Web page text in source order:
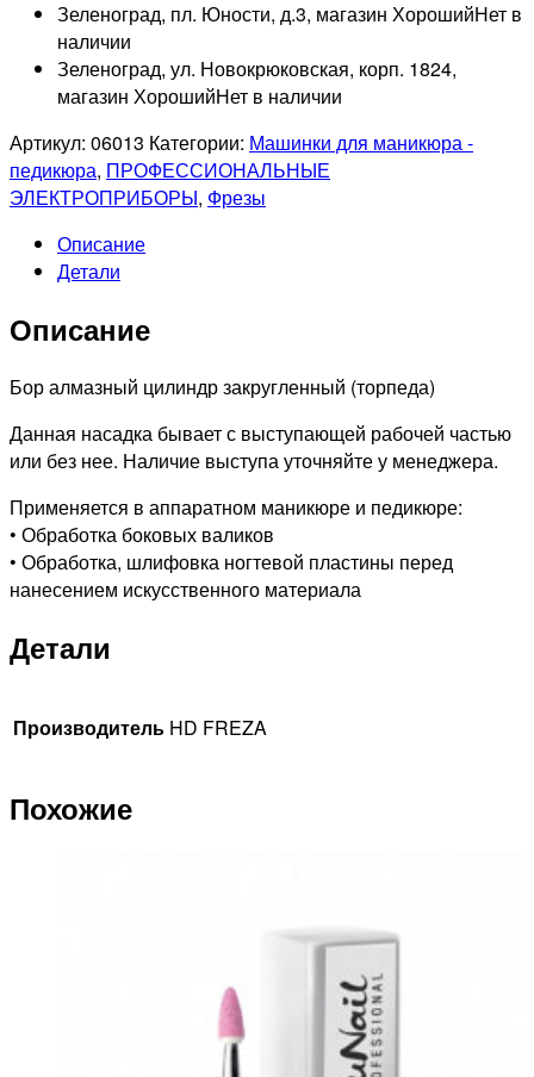
Зеленоград, пл. Юности, д.3, магазин ХорошийНет в
наличии
Зеленоград, ул. Новокрюковская, корп. 1824,
магазин ХорошийНет в наличии
Артикул: 06013 Категории: Машинки для маникюра -
педикюра, ПРОФЕССИОНАЛЬНЫЕ
ЭЛЕКТРОПРИБОРЫ, Фрезы
Описание
Детали
Описание
Бор алмазный цилиндр закругленный (торпеда)
Данная насадка бывает с выступающей рабочей частью
или без нее. Наличие выступа уточняйте у менеджера.
Применяется в аппаратном маникюре и педикюре:
• Обработка боковых валиков
• Обработка, шлифовка ногтевой пластины перед
нанесением искусственного материала
Детали
Производитель HD FREZA
Похожие